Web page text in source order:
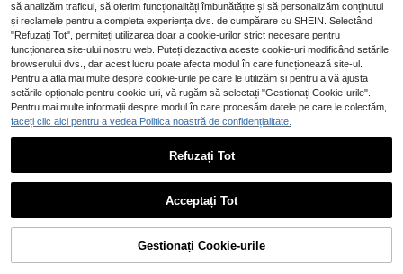
1
să analizăm traficul, să oferim funcționalități îmbunătățite și să personalizăm conținutul
și reclamele pentru a completa experiența dvs. de cumpărare cu SHEIN. Selectând
"Refuzați Tot", permiteți utilizarea doar a cookie-urilor strict necesare pentru
funcționarea site-ului nostru web. Puteți dezactiva aceste cookie-uri modificând setările
browserului dvs., dar acest lucru poate afecta modul în care funcționează site-ul.
Pentru a afla mai multe despre cookie-urile pe care le utilizăm și pentru a vă ajusta
setările opționale pentru cookie-uri, vă rugăm să selectați "Gestionați Cookie-urile".
Pentru mai multe informații despre modul în care procesăm datele pe care le colectăm,
faceți clic aici pentru a vedea Politica noastră de confidențialitate.
Refuzați Tot
Acceptați Tot
Gestionați Cookie-urile